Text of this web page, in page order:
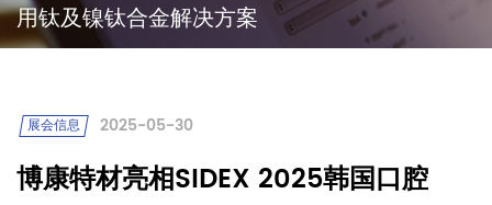
用钛及镍钛合金解决方案
展会信息 2025-05-30
博康特材亮相SIDEX 2025韩国口腔